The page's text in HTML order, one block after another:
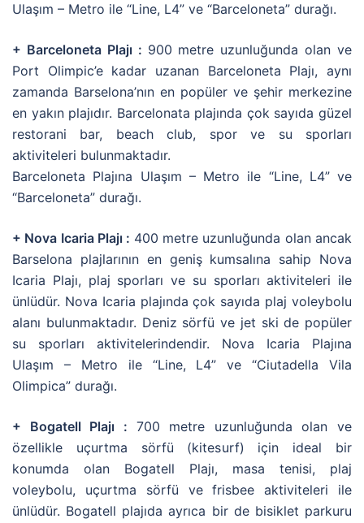
Ulaşım – Metro ile “Line, L4” ve “Barceloneta” durağı.
+ Barceloneta Plajı : 900 metre uzunluğunda olan ve
Port Olimpic’e kadar uzanan Barceloneta Plajı, aynı
zamanda Barselona’nın en popüler ve şehir merkezine
en yakın plajıdır. Barcelonata plajında çok sayıda güzel
restorani bar, beach club, spor ve su sporları
aktiviteleri bulunmaktadır.
Barceloneta Plajına Ulaşım – Metro ile “Line, L4” ve
“Barceloneta” durağı.
+ Nova Icaria Plajı : 400 metre uzunluğunda olan ancak
Barselona plajlarının en geniş kumsalına sahip Nova
Icaria Plajı, plaj sporları ve su sporları aktiviteleri ile
ünlüdür. Nova Icaria plajında çok sayıda plaj voleybolu
alanı bulunmaktadır. Deniz sörfü ve jet ski de popüler
su sporları aktivitelerindendir. Nova Icaria Plajına
Ulaşım – Metro ile “Line, L4” ve “Ciutadella Vila
Olimpica” durağı.
+ Bogatell Plajı : 700 metre uzunluğunda olan ve
özellikle uçurtma sörfü (kitesurf) için ideal bir
konumda olan Bogatell Plajı, masa tenisi, plaj
voleybolu, uçurtma sörfü ve frisbee aktiviteleri ile
ünlüdür. Bogatell plajıda ayrıca bir de bisiklet parkuru